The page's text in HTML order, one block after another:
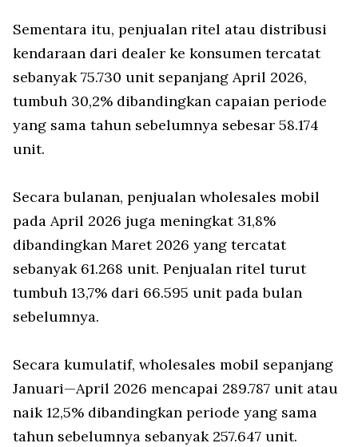
Sementara itu, penjualan ritel atau distribusi
kendaraan dari dealer ke konsumen tercatat
sebanyak 75.730 unit sepanjang April 2026,
tumbuh 30,2% dibandingkan capaian periode
yang sama tahun sebelumnya sebesar 58.174
unit.
Secara bulanan, penjualan wholesales mobil
pada April 2026 juga meningkat 31,8%
dibandingkan Maret 2026 yang tercatat
sebanyak 61.268 unit. Penjualan ritel turut
tumbuh 13,7% dari 66.595 unit pada bulan
sebelumnya.
Secara kumulatif, wholesales mobil sepanjang
Januari—April 2026 mencapai 289.787 unit atau
naik 12,5% dibandingkan periode yang sama
tahun sebelumnya sebanyak 257.647 unit.